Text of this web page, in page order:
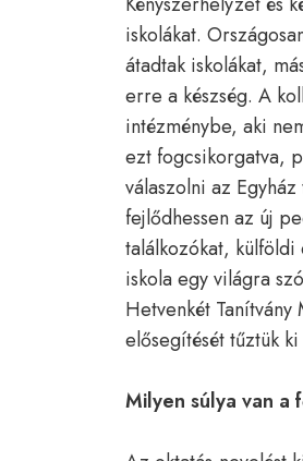
iskolákat.
átadtak iskolákat,
erre a készség. A
intézménybe, aki
ezt fogcsikorgatva,
válaszolni az
fejlődhessen az új
találkozókat,
iskola egy világra
Hetvenkét
elősegítését tűztük ki
Milyen súlya van a